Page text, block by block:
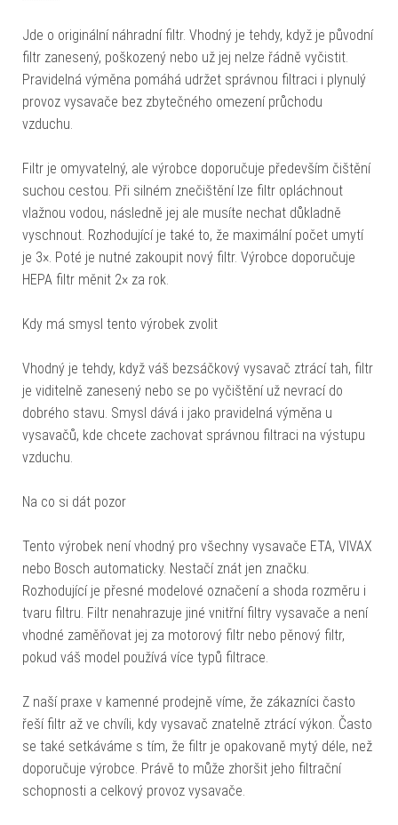
Jde o originální náhradní filtr. Vhodný je tehdy, když je původní
filtr zanesený, poškozený nebo už jej nelze řádně vyčistit.
Pravidelná výměna pomáhá udržet správnou filtraci i plynulý
provoz vysavače bez zbytečného omezení průchodu
vzduchu.
Filtr je omyvatelný, ale výrobce doporučuje především čištění
suchou cestou. Při silném znečištění lze filtr opláchnout
vlažnou vodou, následně jej ale musíte nechat důkladně
vyschnout. Rozhodující je také to, že maximální počet umytí
je 3×. Poté je nutné zakoupit nový filtr. Výrobce doporučuje
HEPA filtr měnit 2× za rok.
Kdy má smysl tento výrobek zvolit
Vhodný je tehdy, když váš bezsáčkový vysavač ztrácí tah, filtr
je viditelně zanesený nebo se po vyčištění už nevrací do
dobrého stavu. Smysl dává i jako pravidelná výměna u
vysavačů, kde chcete zachovat správnou filtraci na výstupu
vzduchu.
Na co si dát pozor
Tento výrobek není vhodný pro všechny vysavače ETA, VIVAX
nebo Bosch automaticky. Nestačí znát jen značku.
Rozhodující je přesné modelové označení a shoda rozměru i
tvaru filtru. Filtr nenahrazuje jiné vnitřní filtry vysavače a není
vhodné zaměňovat jej za motorový filtr nebo pěnový filtr,
pokud váš model používá více typů filtrace.
Z naší praxe v kamenné prodejně víme, že zákazníci často
řeší filtr až ve chvíli, kdy vysavač znatelně ztrácí výkon. Často
se také setkáváme s tím, že filtr je opakovaně mytý déle, než
doporučuje výrobce. Právě to může zhoršit jeho filtrační
schopnosti a celkový provoz vysavače.